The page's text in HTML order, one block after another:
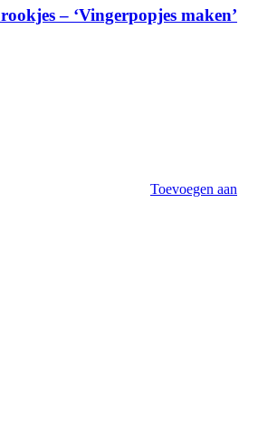
– ‘Vingerpopjes maken’
Toevoegen aan